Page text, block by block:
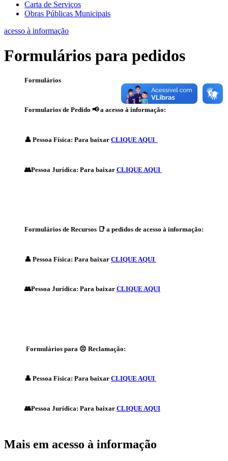
Carta de Serviços
Obras Públicas Municipais
acesso à informação
Formulários para pedidos
Formulários
Formularios de Pedido 📢 a acesso à informação:
👤 Pessoa Física: Para baixar CLIQUE AQUI
👥Pessoa Jurídica: Para baixar CLIQUE AQUI
Formulários de Recursos 📑 a pedidos de acesso à informação:
👤 Pessoa Física: Para baixar CLIQUE AQUI
👥Pessoa Jurídica: Para baixar CLIQUE AQUI
Formulários para 😣 Reclamação:
👤 Pessoa Física: Para baixar CLIQUE AQUI
👥Pessoa Jurídica: Para baixar CLIQUE AQUI
Mais em acesso à informação